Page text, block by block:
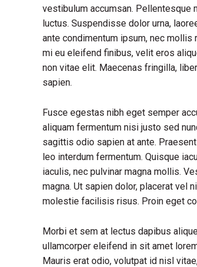
vestibulum accumsan. Pellentesque
luctus. Suspendisse dolor urna,
ante condimentum ipsum, nec
mi eu eleifend finibus, velit eros
non vitae elit. Maecenas fringilla,
sapien.
Fusce egestas nibh eget semper
aliquam fermentum nisi justo sed
sagittis odio sapien at ante.
leo interdum fermentum. Quisque
iaculis, nec pulvinar magna mollis.
magna. Ut sapien dolor, placerat
molestie facilisis risus. Proin eget
Morbi et sem at lectus dapibus
ullamcorper eleifend in sit amet
Mauris erat odio, volutpat id nisl